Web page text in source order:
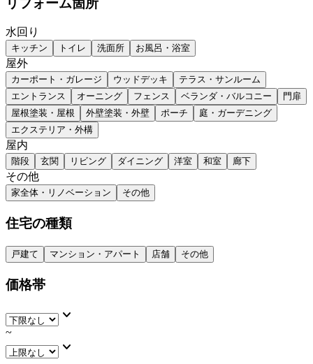
水回り
キッチン トイレ 洗面所 お風呂・浴室
屋外
カーポート・ガレージ ウッドデッキ
テラス・サンルーム
エントランス
オーニング フェンス ベランダ・バルコニー
門扉
屋根塗装・屋根
外壁塗装・外壁 ポーチ
庭・ガーデニング
エクステリア・外構
屋内
階段 玄関 リビング ダイニング 洋室 和室 廊下
その他
家全体・リノベーション その他
住宅の種類
戸建て マンション・アパート 店舗 その他
価格帯
keyboard_arrow_down
~
keyboard_arrow_down